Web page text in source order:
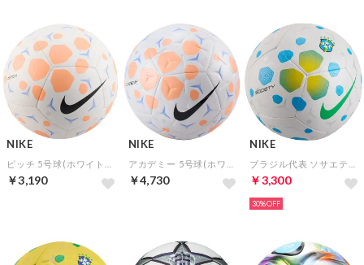
NIKE
￥3,190
NIKE
￥4,730
NIKE
￥3,300
30%